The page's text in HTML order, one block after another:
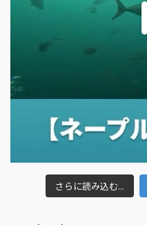
さらに読み込む...